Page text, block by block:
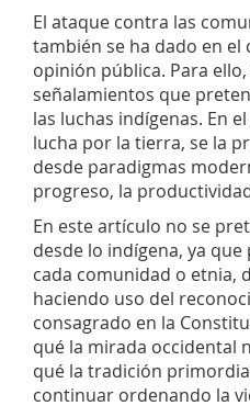
El ataque contra las
también se ha dado en el
opinión pública. Para
señalamientos que
las luchas indígenas. En
lucha por la tierra, se la
desde paradigmas
progreso, la
En este artículo no se
desde lo indígena, ya
cada comunidad o etnia,
haciendo uso del
consagrado en la
qué la mirada occidental
qué la tradición
continuar ordenando la